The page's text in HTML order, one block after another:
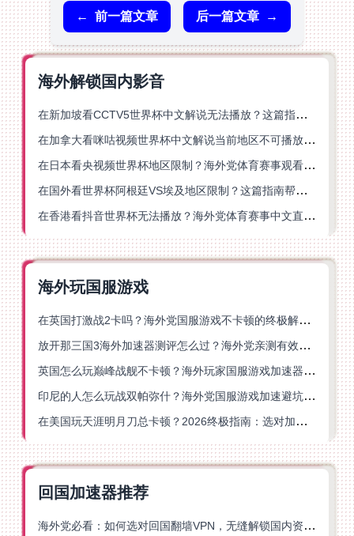
← 前一篇文章 后一篇文章 →
海外解锁国内影音
在新加坡看CCTV5世界杯中文解说无法播放？这篇指南帮你解锁海外体育直播自由
在加拿大看咪咕视频世界杯中文解说当前地区不可播放？这篇指南帮你一键解决
在日本看央视频世界杯地区限制？海外党体育赛事观看终极指南
在国外看世界杯阿根廷VS埃及地区限制？这篇指南帮你搞定中文直播+解说
在香港看抖音世界杯无法播放？海外党体育赛事中文直播终极指南
海外玩国服游戏
在英国打激战2卡吗？海外党国服游戏不卡顿的终极解决方案
放开那三国3海外加速器测评怎么过？海外党亲测有效的国服游戏加速指南
英国怎么玩巅峰战舰不卡顿？海外玩家国服游戏加速器终极指南
印尼的人怎么玩战双帕弥什？海外党国服游戏加速避坑指南
在美国玩天涯明月刀总卡顿？2026终极指南：选对加速器让你丝滑连招
回国加速器推荐
海外党必看：如何选对回国翻墙VPN，无缝解锁国内资源？